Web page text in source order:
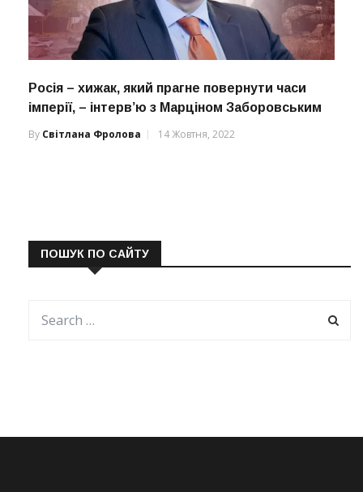
Росія – хижак, який прагне повернути часи
імперії, – інтерв’ю з Марціном Заборовським
By Світлана Фролова 14 Жовтня, 2022
ПОШУК ПО САЙТУ